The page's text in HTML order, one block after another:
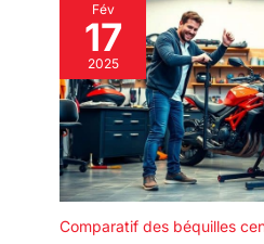
Fév
17
2025
Comparatif des béquilles